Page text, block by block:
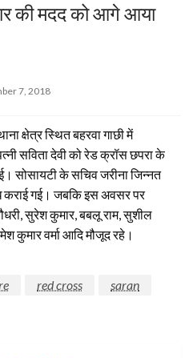
की मदद को आगे आया
7, 2018
क्षेत्र स्थित बहरवा गाछी में
सविता देवी को रेड क्रॉस छपरा के
सोसायटी के सचिव जरीना जिन्नत
कराई गई। जबकि इस अवसर पर
सुरेश कुमार, बबलू राम, सुशील
कुमार वर्मा आदि मौजूद रहे।
red cross saran